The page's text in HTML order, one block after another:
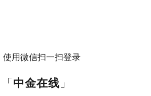
使用微信扫一扫登录
「中金在线 」